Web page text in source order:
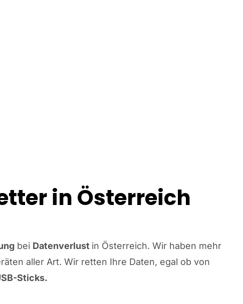
in Österreich
bei Datenverlust in Österreich. Wir haben mehr
aller Art. Wir retten Ihre Daten, egal ob von
Sticks.